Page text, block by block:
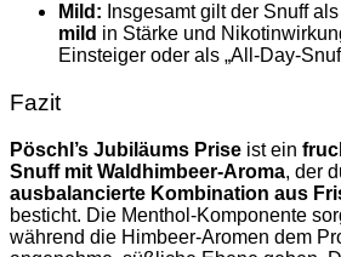
Mild: Insgesamt gilt der Snuff als
mild in Stärke und
Einsteiger oder als „All-Day-
Fazit
Pöschl’s Jubiläums Prise ist ein
Snuff mit Waldhimbeer-Aroma, der
ausbalancierte Kombination aus
besticht. Die Menthol-Komponente
während die Himbeer-Aromen dem